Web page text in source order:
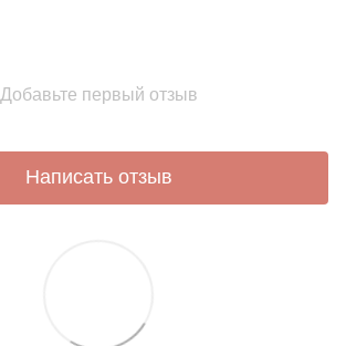
Добавьте первый отзыв
Написать отзыв